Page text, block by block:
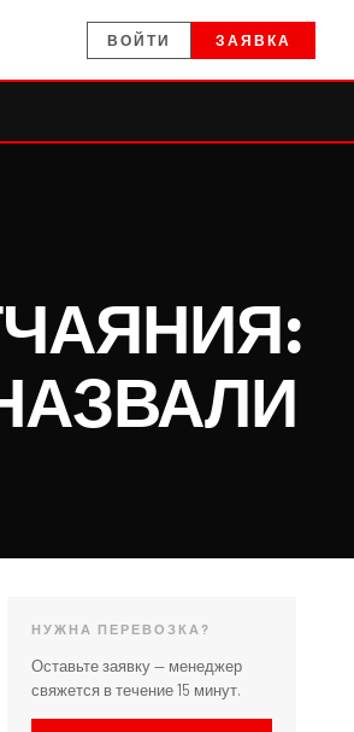
ВОЙТИ ЗАЯВКА
НУЖНА ПЕРЕВОЗКА?
Оставьте заявку — менеджер
свяжется в течение 15 минут.